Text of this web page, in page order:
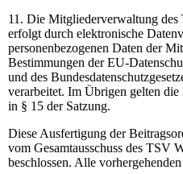
11. Die Mitgliederverwaltung des
erfolgt durch elektronische
personenbezogenen Daten der
Bestimmungen der EU-
und des
verarbeitet. Im Übrigen gelten
in § 15 der Satzung.
Diese Ausfertigung der
vom Gesamtausschuss des TSV
beschlossen. Alle